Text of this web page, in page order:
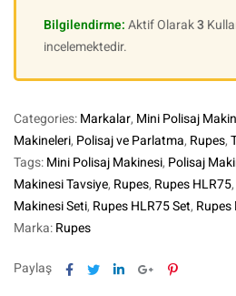
Bilgilendirme:Aktif Olarak3
incelemektedir.
Categories:Markalar, Mini Polisaj
Makineleri, Polisaj ve Parlatma, Rupes,
Tags:Mini Polisaj Makinesi, Polisaj
Makinesi Tavsiye, Rupes, Rupes HLR75,
Makinesi Seti, Rupes HLR75 Set,
Marka:Rupes
Paylaş Facebook
TwitterLinkedinGoogle+Pinterest